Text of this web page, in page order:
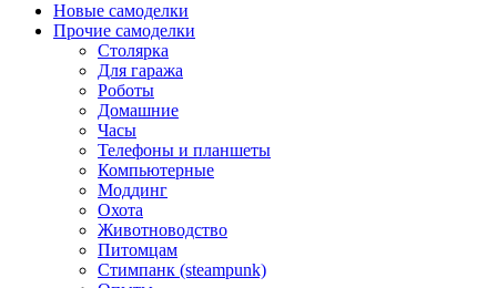
Новые самоделки
Прочие самоделки
Столярка
Для гаража
Роботы
Домашние
Часы
Телефоны и планшеты
Компьютерные
Моддинг
Охота
Животноводство
Питомцам
Стимпанк (steampunk)